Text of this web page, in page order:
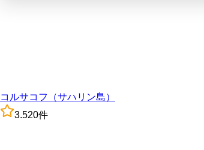
コルサコフ（サハリン島）
3.520件